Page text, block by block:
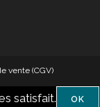
vente (CGV)
satisfait. OK